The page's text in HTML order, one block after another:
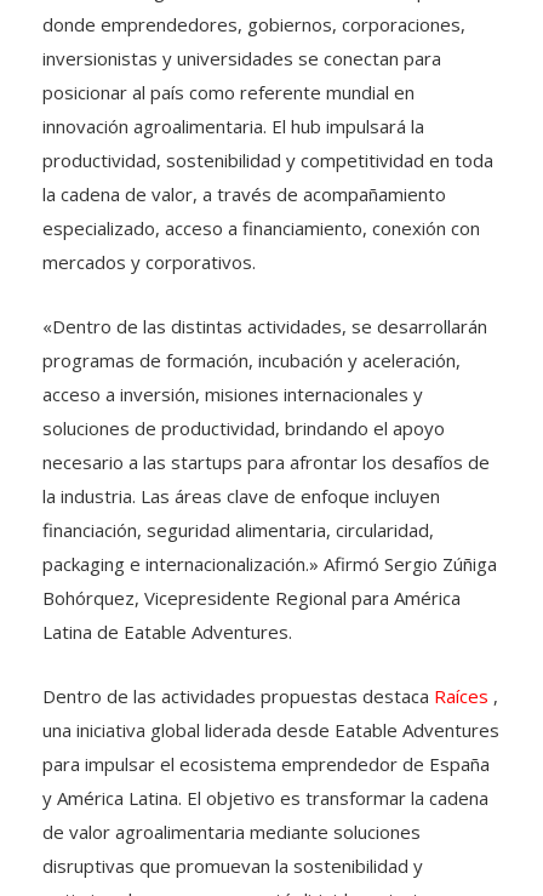
inversionistas y universidades se conectan para
posicionar al país como referente mundial en
innovación agroalimentaria. El hub impulsará la
productividad, sostenibilidad y competitividad en toda
la cadena de valor, a través de acompañamiento
especializado, acceso a financiamiento, conexión con
mercados y corporativos.
programas de formación, incubación y aceleración,
acceso a inversión, misiones internacionales y
soluciones de productividad, brindando el apoyo
necesario a las startups para afrontar los desafíos de
la industria. Las áreas clave de enfoque incluyen
financiación, seguridad alimentaria, circularidad,
packaging e internacionalización.» Afirmó Sergio Zúñiga
Bohórquez, Vicepresidente Regional para América
Latina de Eatable Adventures.
una iniciativa global liderada desde Eatable Adventures
para impulsar el ecosistema emprendedor de España
y América Latina. El objetivo es transformar la cadena
de valor agroalimentaria mediante soluciones
disruptivas que promuevan la sostenibilidad y
optimizan los recursos; y está dirigido a startups que